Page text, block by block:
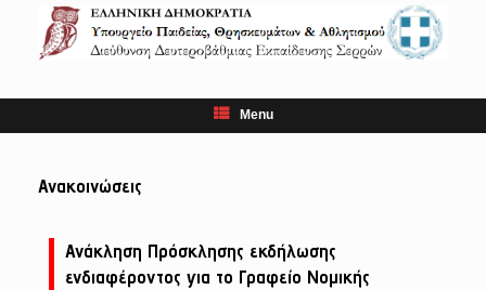
content
Menu
Ανακοινώσεις
Ανάκληση Πρόσκλησης εκδήλωσης
ενδιαφέροντος για το Γραφείο Νομικής